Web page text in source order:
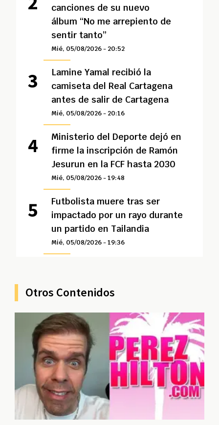
canciones de su nuevo
álbum “No me arrepiento de
sentir tanto”
Mié, 05/08/2026 - 20:52
Lamine Yamal recibió la
camiseta del Real Cartagena
antes de salir de Cartagena
Mié, 05/08/2026 - 20:16
Ministerio del Deporte dejó en
firme la inscripción de Ramón
Jesurun en la FCF hasta 2030
Mié, 05/08/2026 - 19:48
Futbolista muere tras ser
impactado por un rayo durante
un partido en Tailandia
Mié, 05/08/2026 - 19:36
Otros Contenidos